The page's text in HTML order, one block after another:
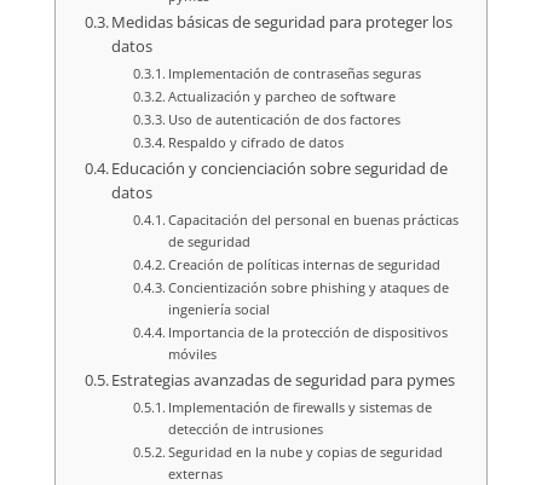
Medidas básicas de seguridad para proteger los
datos
Implementación de contraseñas seguras
Actualización y parcheo de software
Uso de autenticación de dos factores
Respaldo y cifrado de datos
Educación y concienciación sobre seguridad de
datos
Capacitación del personal en buenas prácticas
de seguridad
Creación de políticas internas de seguridad
Concientización sobre phishing y ataques de
ingeniería social
Importancia de la protección de dispositivos
móviles
Estrategias avanzadas de seguridad para pymes
Implementación de firewalls y sistemas de
detección de intrusiones
Seguridad en la nube y copias de seguridad
externas